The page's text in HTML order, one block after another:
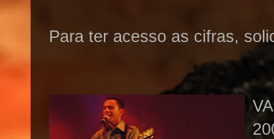
Para ter acesso as cifras,